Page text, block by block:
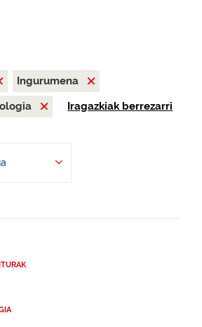
Ingurumena
Iragazkiak berrezarri